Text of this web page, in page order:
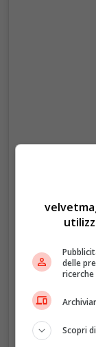
delle
ricerche
Scopri